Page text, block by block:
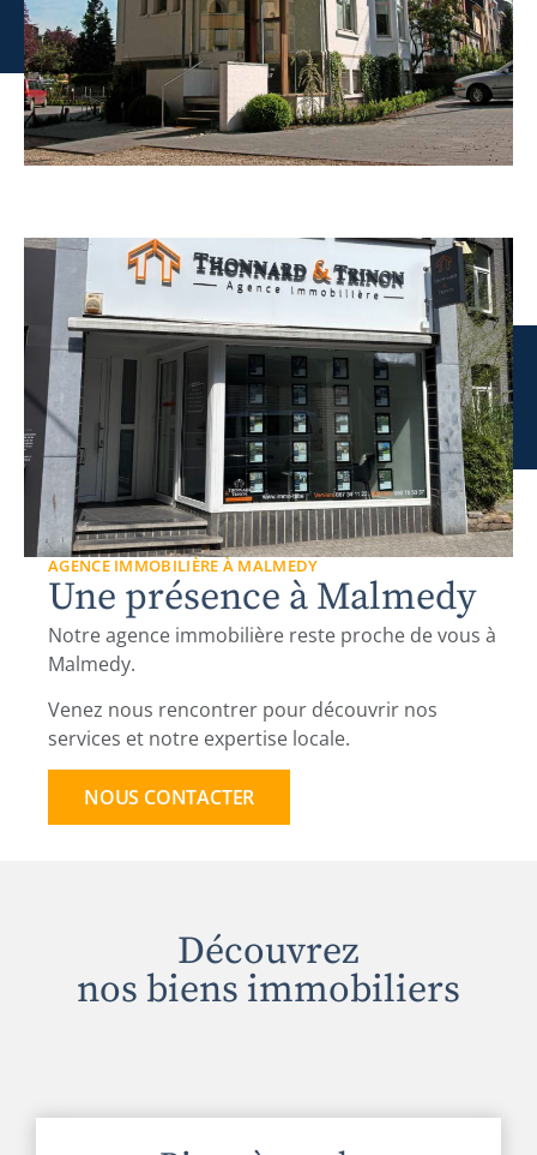
AGENCE IMMOBILIÈRE À MALMEDY
Une présence à Malmedy
Notre agence immobilière reste proche de vous à
Malmedy.
Venez nous rencontrer pour découvrir nos
services et notre expertise locale.
NOUS CONTACTER
Découvrez
nos biens immobiliers